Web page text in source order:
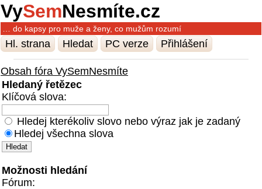
VySemNesmíte.cz
… do kapsy pro muže a ženy, co mužům rozumí
Hl. strana Hledat PC verze Přihlášení
Obsah fóra VySemNesmíte
Hledaný řetězec
Klíčová slova:
Hledej kterékoliv slovo nebo výraz jak je zadaný
Hledej všechna slova
Možnosti hledání
Fórum: